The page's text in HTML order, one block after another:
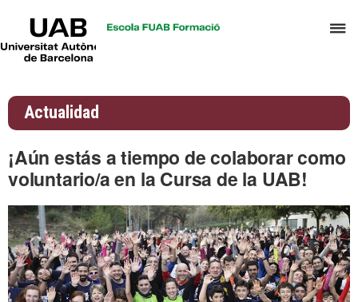
y
Universitat
Actualidad
¡Aún estás a tiempo de colaborar como
voluntario/a en la Cursa de la UAB!